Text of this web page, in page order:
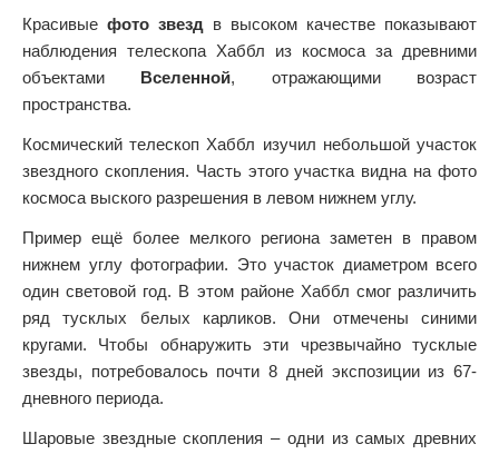
Красивые фото звезд в высоком качестве показывают
наблюдения телескопа Хаббл из космоса за древними
объектами Вселенной, отражающими возраст
пространства.
Космический телескоп Хаббл изучил небольшой участок
звездного скопления. Часть этого участка видна на фото
космоса выского разрешения в левом нижнем углу.
Пример ещё более мелкого региона заметен в правом
нижнем углу фотографии. Это участок диаметром всего
один световой год. В этом районе Хаббл смог различить
ряд тусклых белых карликов. Они отмечены синими
кругами. Чтобы обнаружить эти чрезвычайно тусклые
звезды, потребовалось почти 8 дней экспозиции из 67-
дневного периода.
Шаровые звездные скопления – одни из самых древних